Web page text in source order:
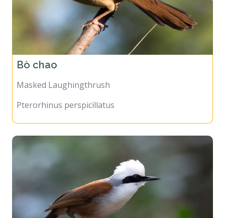
Bò chao
Masked Laughingthrush
Pterorhinus perspicillatus